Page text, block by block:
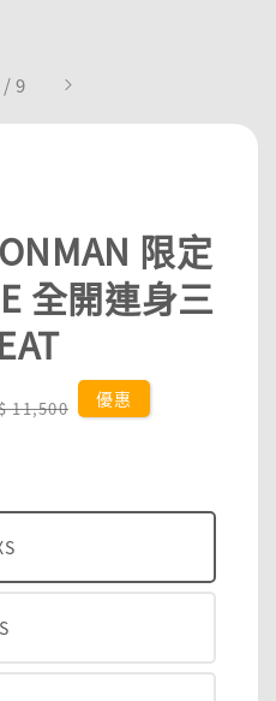
/9
限定
全開連身三
11,500 優惠
S